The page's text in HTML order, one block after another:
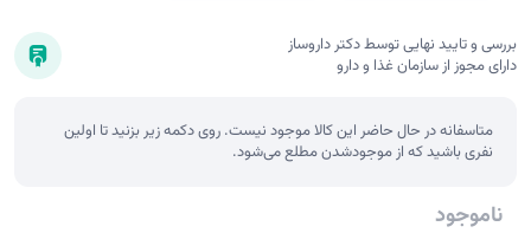
بررسی و تایید نهایی توسط دکتر داروساز
دارای مجوز از سازمان غذا و دارو
متاسفانه در حال حاضر این کالا موجود نیست. روی دکمه زیر بزنید تا اولین
نفری باشید که از موجودشدن مطلع می‌شود.
ناموجود